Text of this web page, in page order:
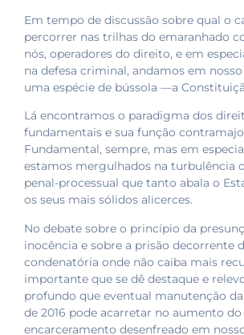
Em tempo de discussão sobre qual o
percorrer nas trilhas do emaranhado
nós, operadores do direito, e em
na defesa criminal, andamos em
uma espécie de bússola —a
Lá encontramos o paradigma dos
fundamentais e sua função
Fundamental, sempre, mas em
estamos mergulhados na turbulência
penal-processual que tanto abala o
os seus mais sólidos alicerces.
No debate sobre o princípio da
inocência e sobre a prisão decorrente
condenatória onde não caiba mais
importante que se dê destaque e
profundo que eventual manutenção
de 2016 pode acarretar no aumento do
encarceramento desenfreado em